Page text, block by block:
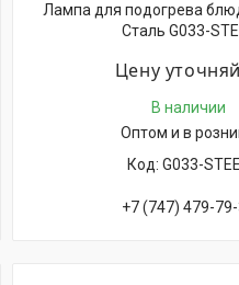
Лампа для подогрева
Сталь G033-
Цену
В наличии
Оптом и в
G033-
+7 (747) 479-